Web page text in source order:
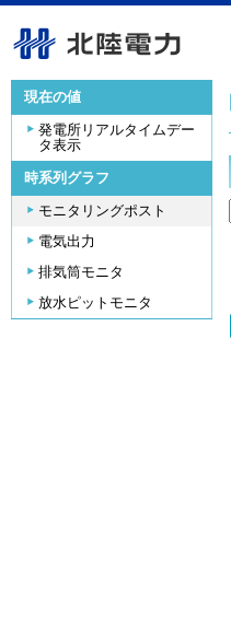
現在の値
発電所リアルタイムデー
タ表示
時系列グラフ
モニタリングポスト
電気出力
排気筒モニタ
放水ピットモニタ